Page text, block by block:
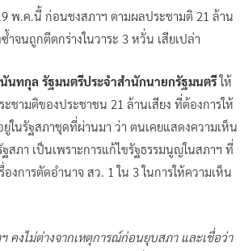
19 พ.ค.นี้ ก่อนชงสภาฯ ตามผลประชามติ 21 ล้าน
ำจนถูกตีตกร่างในวาระ 3 หวั่น เสียเปล่า
นทกุล รัฐมนตรีประจำสำนักนายกรัฐมนตรีให้
ามติของประชาชน 21 ล้านเสียง ที่ต้องการให้
ในรัฐสภาชุดที่ผ่านมา ว่า ตนเคยแสดงความเห็น
สภา เป็นเพราะการแก้ไขรัฐธรรมนูญในสภาฯ ที่
งการตัดอำนาจ สว. 1 ใน 3 ในการให้ความเห็น
คงไม่ต่างจากเหตุการณ์ก่อนยุบสภา และเชื่อว่า